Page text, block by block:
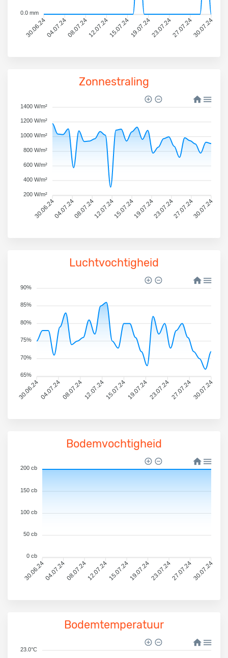
30.06.2404.07.2408.07.2412.07.2415.07.2419.07.2423.07.2427.07.2430.07.24
0.0 mm
Zonnestraling
30.06.2404.07.2408.07.2412.07.2415.07.2419.07.2423.07.2427.07.2430.07.24
1400 W/m²
1200 W/m²
1000 W/m²
800 W/m²
600 W/m²
400 W/m²
200 W/m²
Luchtvochtigheid
30.06.2404.07.2408.07.2412.07.2415.07.2419.07.2423.07.2427.07.2430.07.24
90%
85%
80%
75%
70%
65%
Bodemvochtigheid
30.06.2404.07.2408.07.2412.07.2415.07.2419.07.2423.07.2427.07.2430.07.24
200 cb
150 cb
100 cb
50 cb
0 cb
Bodemtemperatuur
23.0°C